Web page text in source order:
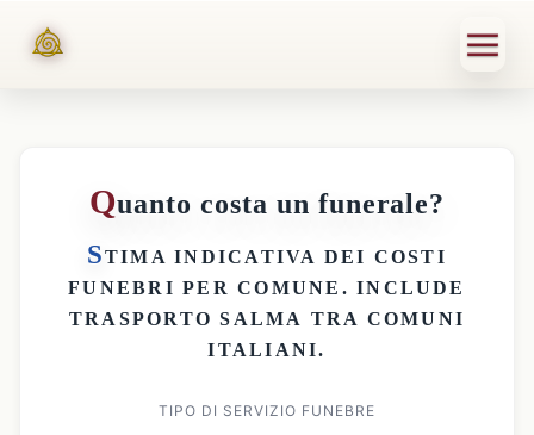
Quanto costa un funerale?
STIMA INDICATIVA DEI COSTI
FUNEBRI PER COMUNE . INCLUDE
TRASPORTO SALMA TRA COMUNI
ITALIANI.
TIPO DI SERVIZIO FUNEBRE